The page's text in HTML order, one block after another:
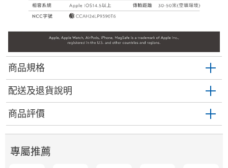
商品規格
配送及退貨說明
商品評價
專屬推薦